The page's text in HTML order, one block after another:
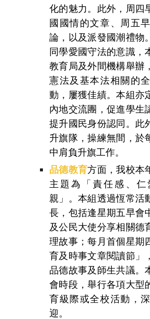
化的魅力。此外，周四
國國情的文章、周五
論，以及派發國潮禮物
同學愛國守法的意識，
教育局及外間機構舉辦
憲法及基本法相關的
動，屢獲佳績。本組亦
內地交流團，促進學生
提升國民身份認同。此
升旗隊，操練無間，於
中肩負升旗工作。
品德教育方面，我校本
主題為「責任感、仁
親」。本組透過恆常活
長，包括逢星期五早會
及公民大使分享相關德
理故事；每月首個星期
育及時事文章閱讀節」
品德故事及師生共議。
會時段，舉行各項大型
育級際或全校活動，
迎。